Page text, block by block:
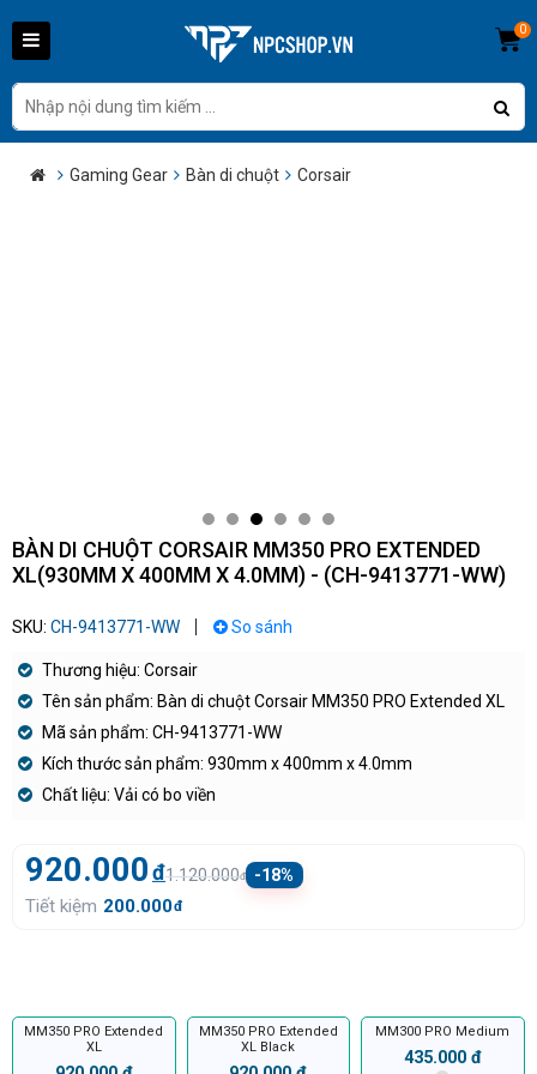
0
Gaming Gear Bàn di chuột Corsair
BÀN DI CHUỘT CORSAIR MM350 PRO EXTENDED
XL(930MM X 400MM X 4.0MM) - (CH-9413771-WW)
SKU: CH-9413771-WW So sánh
Thương hiệu: Corsair
Tên sản phẩm: Bàn di chuột Corsair MM350 PRO Extended XL
Mã sản phẩm: CH-9413771-WW
Kích thước sản phẩm: 930mm x 400mm x 4.0mm
Chất liệu: Vải có bo viền
920.000đ1.120.000đ -18%
Tiết kiệm 200.000đ
MM350 PRO Extended
XL
MM350 PRO Extended
XL Black
MM300 PRO Medium
435.000 đ